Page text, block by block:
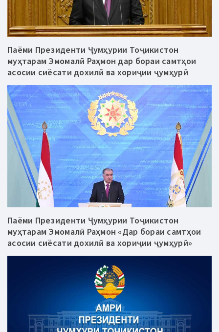
Паёми Президенти Ҷумҳурии Тоҷикистон
муҳтарам Эмомалӣ Раҳмон дар бораи самтҳои
асосии сиёсати дохилӣ ва хориҷии ҷумҳурӣ
Паёми Президенти Ҷумҳурии Тоҷикистон
муҳтарам Эмомалӣ Раҳмон «Дар бораи самтҳои
асосии сиёсати дохилӣ ва хориҷии ҷумҳурӣ»